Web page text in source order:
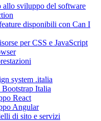
allo sviluppo del software
disponibili con Can I
per CSS e JavaScript
system .italia
Italia
React
Angular
di sito e servizi